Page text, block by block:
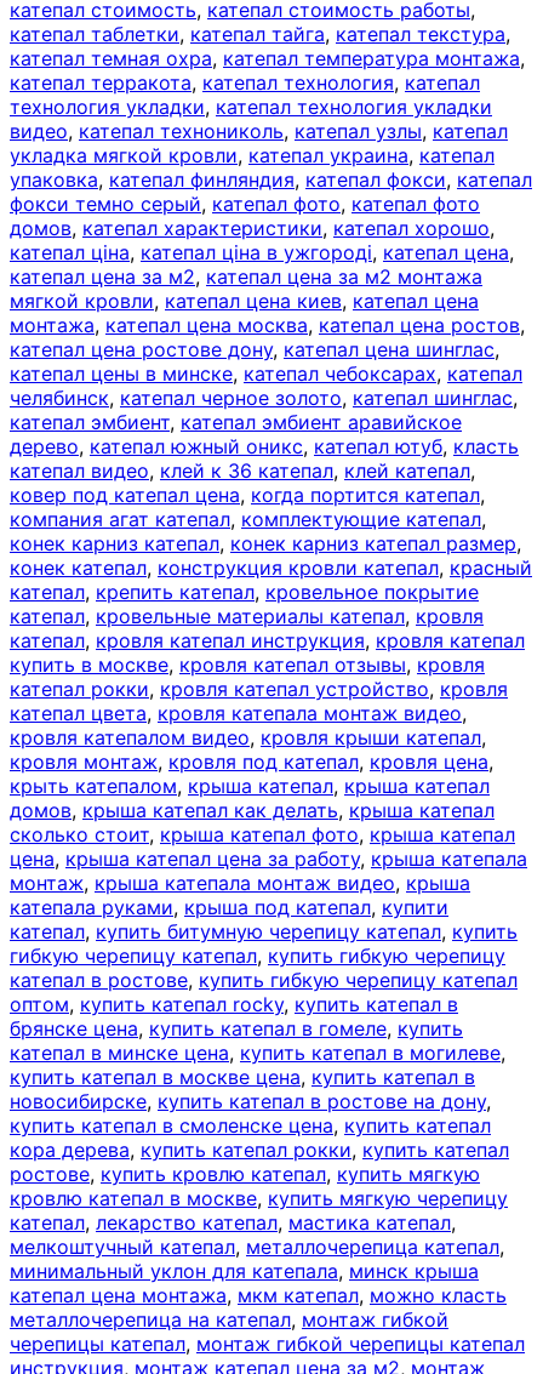
катепал стоимость, катепал стоимость работы,
катепал таблетки, катепал тайга, катепал текстура,
катепал темная охра, катепал температура монтажа,
катепал терракота, катепал технология, катепал
технология укладки, катепал технология укладки
видео, катепал технониколь, катепал узлы, катепал
укладка мягкой кровли, катепал украина, катепал
упаковка, катепал финляндия, катепал фокси, катепал
фокси темно серый, катепал фото, катепал фото
домов, катепал характеристики, катепал хорошо,
катепал ціна, катепал ціна в ужгороді, катепал цена,
катепал цена за м2, катепал цена за м2 монтажа
мягкой кровли, катепал цена киев, катепал цена
монтажа, катепал цена москва, катепал цена ростов,
катепал цена ростове дону, катепал цена шинглас,
катепал цены в минске, катепал чебоксарах, катепал
челябинск, катепал черное золото, катепал шинглас,
катепал эмбиент, катепал эмбиент аравийское
дерево, катепал южный оникс, катепал ютуб, класть
катепал видео, клей к 36 катепал, клей катепал,
ковер под катепал цена, когда портится катепал,
компания агат катепал, комплектующие катепал,
конек карниз катепал, конек карниз катепал размер,
конек катепал, конструкция кровли катепал, красный
катепал, крепить катепал, кровельное покрытие
катепал, кровельные материалы катепал, кровля
катепал, кровля катепал инструкция, кровля катепал
купить в москве, кровля катепал отзывы, кровля
катепал рокки, кровля катепал устройство, кровля
катепал цвета, кровля катепала монтаж видео,
кровля катепалом видео, кровля крыши катепал,
кровля монтаж, кровля под катепал, кровля цена,
крыть катепалом, крыша катепал, крыша катепал
домов, крыша катепал как делать, крыша катепал
сколько стоит, крыша катепал фото, крыша катепал
цена, крыша катепал цена за работу, крыша катепала
монтаж, крыша катепала монтаж видео, крыша
катепала руками, крыша под катепал, купити
катепал, купить битумную черепицу катепал, купить
гибкую черепицу катепал, купить гибкую черепицу
катепал в ростове, купить гибкую черепицу катепал
оптом, купить катепал rocky, купить катепал в
брянске цена, купить катепал в гомеле, купить
катепал в минске цена, купить катепал в могилеве,
купить катепал в москве цена, купить катепал в
новосибирске, купить катепал в ростове на дону,
купить катепал в смоленске цена, купить катепал
кора дерева, купить катепал рокки, купить катепал
ростове, купить кровлю катепал, купить мягкую
кровлю катепал в москве, купить мягкую черепицу
катепал, лекарство катепал, мастика катепал,
мелкоштучный катепал, металлочерепица катепал,
минимальный уклон для катепала, минск крыша
катепал цена монтажа, мкм катепал, можно класть
металлочерепица на катепал, монтаж гибкой
черепицы катепал, монтаж гибкой черепицы катепал
инструкция, монтаж катепал цена за м2, монтаж